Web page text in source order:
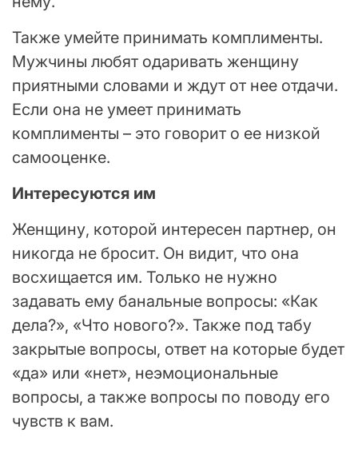
Также умейте принимать комплименты.
Мужчины любят одаривать женщину
приятными словами и ждут от нее отдачи.
Если она не умеет принимать
комплименты – это говорит о ее низкой
самооценке.
Интересуются им
Женщину, которой интересен партнер, он
никогда не бросит. Он видит, что она
восхищается им. Только не нужно
задавать ему банальные вопросы: «Как
дела?», «Что нового?». Также под табу
закрытые вопросы, ответ на которые будет
«да» или «нет», неэмоциональные
вопросы, а также вопросы по поводу его
чувств к вам.